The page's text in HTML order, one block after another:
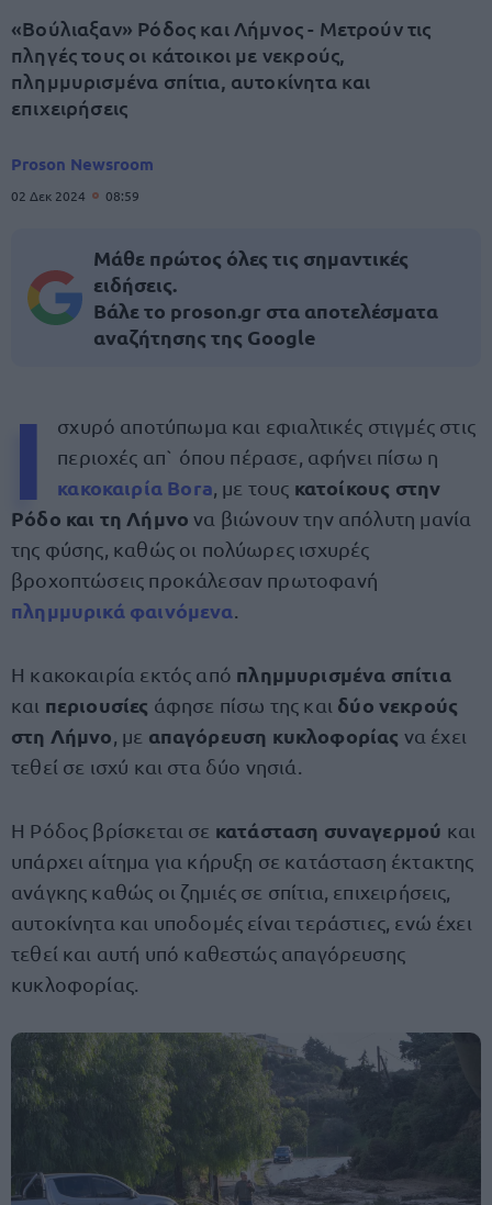
«Βούλιαξαν» Ρόδος και Λήμνος - Μετρούν τις
πληγές τους οι κάτοικοι με νεκρούς,
πλημμυρισμένα σπίτια, αυτοκίνητα και
επιχειρήσεις
Proson Newsroom
02 Δεκ 2024 08:59
Μάθε πρώτος όλες τις σημαντικές
ειδήσεις.
Βάλε το proson.gr στα αποτελέσματα
αναζήτησης της Google
Ι
σχυρό αποτύπωμα και εφιαλτικές στιγμές στις
περιοχές απ` όπου πέρασε, αφήνει πίσω η
κακοκαιρία Bora , με τους κατοίκους στην
Ρόδο και τη Λήμνο να βιώνουν την απόλυτη μανία
της φύσης, καθώς οι πολύωρες ισχυρές
βροχοπτώσεις προκάλεσαν πρωτοφανή
πλημμυρικά φαινόμενα
Η κακοκαιρία εκτός από πλημμυρισμένα σπίτια
και περιουσίες άφησε πίσω της και δύο νεκρούς
στη Λήμνο , με απαγόρευση κυκλοφορίας να έχει
τεθεί σε ισχύ και στα δύο νησιά.
Η Ρόδος βρίσκεται σε κατάσταση συναγερμού και
υπάρχει αίτημα για κήρυξη σε κατάσταση έκτακτης
ανάγκης καθώς οι ζημιές σε σπίτια, επιχειρήσεις,
αυτοκίνητα και υποδομές είναι τεράστιες, ενώ έχει
τεθεί και αυτή υπό καθεστώς απαγόρευσης
κυκλοφορίας.